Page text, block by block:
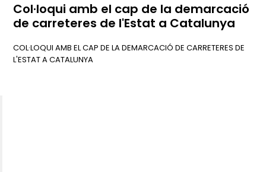
Col·loqui amb el cap de la demarcació
de carreteres de l'Estat a Catalunya
COL·LOQUI AMB EL CAP DE LA DEMARCACIÓ DE CARRETERES DE
L'ESTAT A CATALUNYA